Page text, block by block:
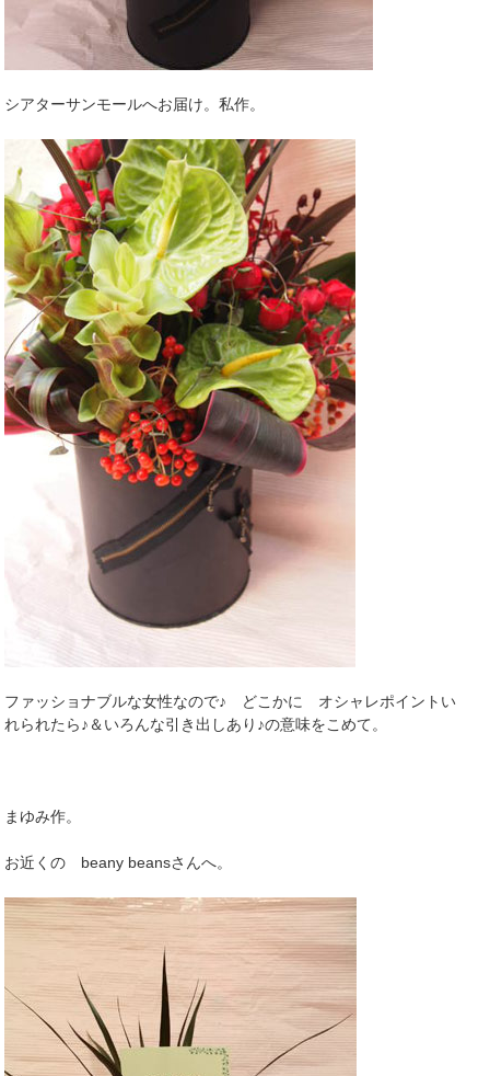
シアターサンモールへお届け。私作。
ファッショナブルな女性なので♪ どこかに オシャレポイントい
れられたら♪＆いろんな引き出しあり♪の意味をこめて。
まゆみ作。
お近くの beany beansさんへ。